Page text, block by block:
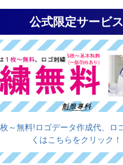
公式限定サービス
～無料!ロゴデータ作成代、ロ
くはこちらをクリック！